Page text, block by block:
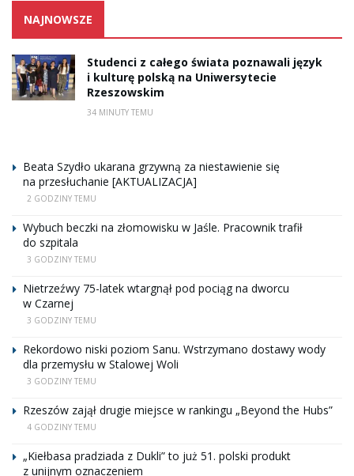
NAJNOWSZE
Studenci z całego świata poznawali język
i kulturę polską na Uniwersytecie
Rzeszowskim
34 MINUTY TEMU
Beata Szydło ukarana grzywną za niestawienie się
na przesłuchanie [AKTUALIZACJA]
2 GODZINY TEMU
Wybuch beczki na złomowisku w Jaśle. Pracownik trafił
do szpitala
3 GODZINY TEMU
Nietrzeźwy 75-latek wtargnął pod pociąg na dworcu
w Czarnej
3 GODZINY TEMU
Rekordowo niski poziom Sanu. Wstrzymano dostawy wody
dla przemysłu w Stalowej Woli
3 GODZINY TEMU
Rzeszów zajął drugie miejsce w rankingu „Beyond the Hubs”
4 GODZINY TEMU
„Kiełbasa pradziada z Dukli” to już 51. polski produkt
z unijnym oznaczeniem